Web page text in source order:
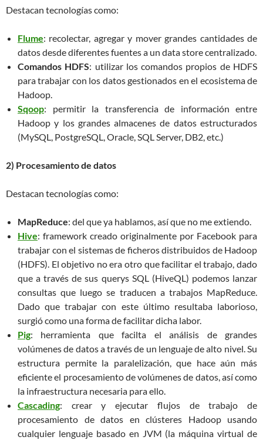
Destacan tecnologías como:
Flume: recolectar, agregar y mover grandes cantidades de
datos desde diferentes fuentes a un data store centralizado.
Comandos HDFS: utilizar los comandos propios de HDFS
para trabajar con los datos gestionados en el ecosistema de
Hadoop.
Sqoop: permitir la transferencia de información entre
Hadoop y los grandes almacenes de datos estructurados
(MySQL, PostgreSQL, Oracle, SQL Server, DB2, etc.)
2) Procesamiento de datos
Destacan tecnologías como:
MapReduce: del que ya hablamos, así que no me extiendo.
Hive: framework creado originalmente por Facebook para
trabajar con el sistemas de ficheros distribuidos de Hadoop
(HDFS). El objetivo no era otro que facilitar el trabajo, dado
que a través de sus querys SQL (HiveQL) podemos lanzar
consultas que luego se traducen a trabajos MapReduce.
Dado que trabajar con este último resultaba laborioso,
surgió como una forma de facilitar dicha labor.
Pig: herramienta que facilta el análisis de grandes
volúmenes de datos a través de un lenguaje de alto nivel. Su
estructura permite la paralelización, que hace aún más
eficiente el procesamiento de volúmenes de datos, así como
la infraestructura necesaria para ello.
Cascading: crear y ejecutar flujos de trabajo de
procesamiento de datos en clústeres Hadoop usando
cualquier lenguaje basado en JVM (la máquina virtual de